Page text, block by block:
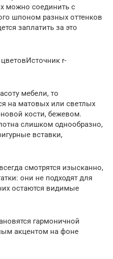
можно соединить с
шпоном разных оттенков
заплатить за это
r-
мебели, то
на матовых или светлых
кости, бежевом.
слишком однообразно,
вставки,
смотрятся изысканно,
они не подходят для
остаются видимые
гармоничной
акцентом на фоне